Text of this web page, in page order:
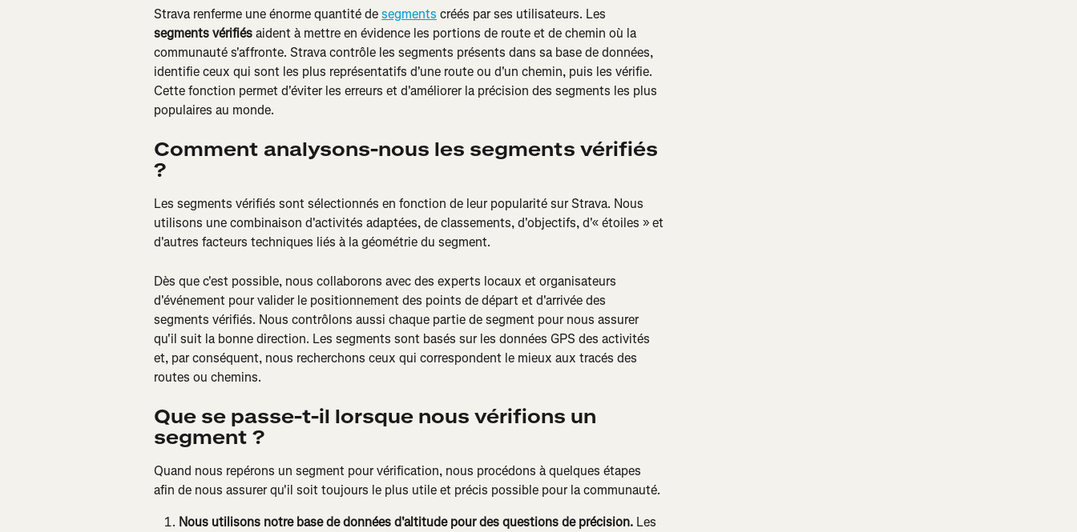
Strava renferme une énorme quantité de segments créés par ses utilisateurs. Les
segments vérifiés aident à mettre en évidence les portions de route et de chemin où la
communauté s'affronte. Strava contrôle les segments présents dans sa base de données,
identifie ceux qui sont les plus représentatifs d'une route ou d'un chemin, puis les vérifie.
Cette fonction permet d'éviter les erreurs et d'améliorer la précision des segments les plus
populaires au monde.
Comment analysons-nous les segments vérifiés
?
Les segments vérifiés sont sélectionnés en fonction de leur popularité sur Strava. Nous
utilisons une combinaison d'activités adaptées, de classements, d'objectifs, d'« étoiles » et
d'autres facteurs techniques liés à la géométrie du segment.
Dès que c'est possible, nous collaborons avec des experts locaux et organisateurs
d'événement pour valider le positionnement des points de départ et d'arrivée des
segments vérifiés. Nous contrôlons aussi chaque partie de segment pour nous assurer
qu'il suit la bonne direction. Les segments sont basés sur les données GPS des activités
et, par conséquent, nous recherchons ceux qui correspondent le mieux aux tracés des
routes ou chemins.
Que se passe-t-il lorsque nous vérifions un
segment ?
Quand nous repérons un segment pour vérification, nous procédons à quelques étapes
afin de nous assurer qu'il soit toujours le plus utile et précis possible pour la communauté.
Nous utilisons notre base de données d'altitude pour des questions de précision. Les